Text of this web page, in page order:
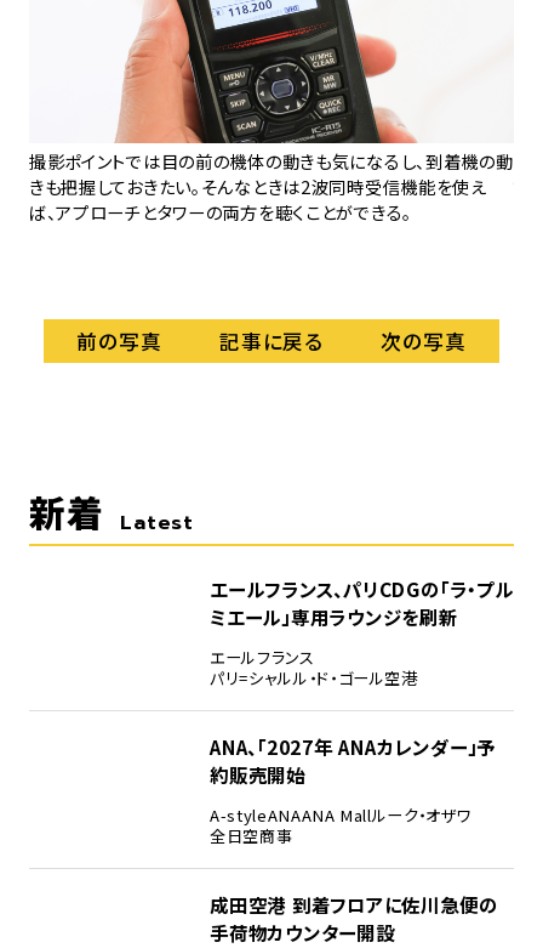
撮影ポイントでは目の前の機体の動きも気になるし、到着機の動
きも把握しておきたい。そんなときは2波同時受信機能を使え
ば、アプローチとタワーの両方を聴くことができる。
前の写真 記事に戻る 次の写真
新着 Latest
エールフランス、パリCDGの「ラ・プル
ミエール」専用ラウンジを刷新
エールフランス
パリ=シャルル・ド・ゴール空港
ANA、「2027年 ANAカレンダー」予
約販売開始
A-styleANAANA Mallルーク・オザワ
全日空商事
成田空港 到着フロアに佐川急便の
手荷物カウンター開設